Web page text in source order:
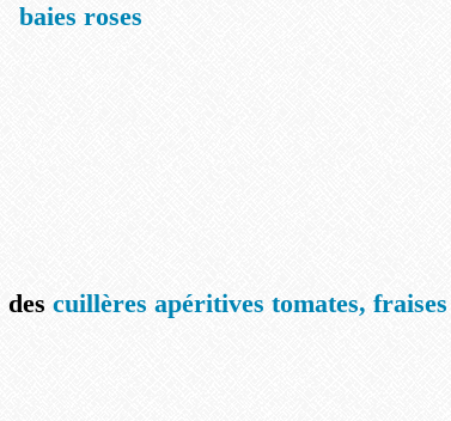
baies roses
des cuillères apéritives tomates, fraises